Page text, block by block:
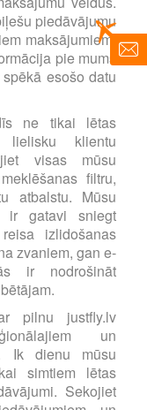
piedāvājumu
maksājumiem.
pie mums
esošo datu
ne tikai lētas
klientu
visas mūsu
filtru,
atbalstu. Mūsu
ir gatavi sniegt
izlidošanas
zvaniem, gan e-
ir nodrošināt
pilnu justfly.lv
un
Ik dienu mūsu
simtiem lētas
Sekojiet